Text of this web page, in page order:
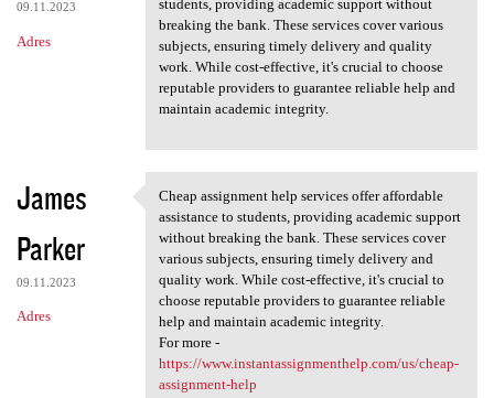
09.11.2023
Adres
students, providing academic support without
breaking the bank. These services cover various
subjects, ensuring timely delivery and quality
work. While cost-effective, it's crucial to choose
reputable providers to guarantee reliable help and
maintain academic integrity.
James
Parker
09.11.2023
Adres
Cheap assignment help
Cheap assignment help services offer affordable
assistance to students, providing academic support
without breaking the bank. These services cover
various subjects, ensuring timely delivery and
quality work. While cost-effective, it's crucial to
choose reputable providers to guarantee reliable
help and maintain academic integrity.
For more -
https://www.instantassignmenthelp.com/us/cheap-
assignment-help